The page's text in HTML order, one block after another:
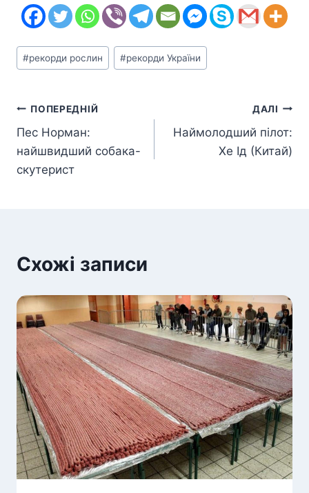
Позначки
запису:
#рекорди рослин #рекорди України
Навігація
записів
ПОПЕРЕДНІЙ
Пес Норман:
найшвидший собака-
скутерист
ДАЛІ
Наймолодший пілот:
Хе Ід (Китай)
Схожі записи